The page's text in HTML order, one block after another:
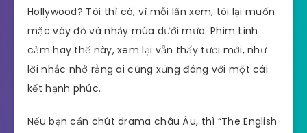
Hollywood? Tôi thì có, vì mỗi lần xem, tôi lại muốn
mặc váy đỏ và nhảy múa dưới mưa. Phim tình
cảm hay thế này, xem lại vẫn thấy tươi mới, như
lời nhắc nhở rằng ai cũng xứng đáng với một cái
kết hạnh phúc.
Nếu bạn cần chút drama châu Âu, thì “The English